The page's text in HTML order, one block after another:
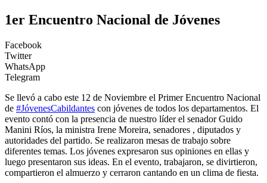
1er Encuentro Nacional de Jóvenes
Facebook
Twitter
WhatsApp
Telegram
Se llevó a cabo este 12 de Noviembre el Primer Encuentro Nacional
de #JóvenesCabildantes con jóvenes de todos los departamentos. El
evento contó con la presencia de nuestro líder el senador Guido
Manini Ríos, la ministra Irene Moreira, senadores , diputados y
autoridades del partido. Se realizaron mesas de trabajo sobre
diferentes temas. Los jóvenes expresaron sus opiniones en ellas y
luego presentaron sus ideas. En el evento, trabajaron, se divirtieron,
compartieron el almuerzo y cerraron cantando en un clima de fiesta.